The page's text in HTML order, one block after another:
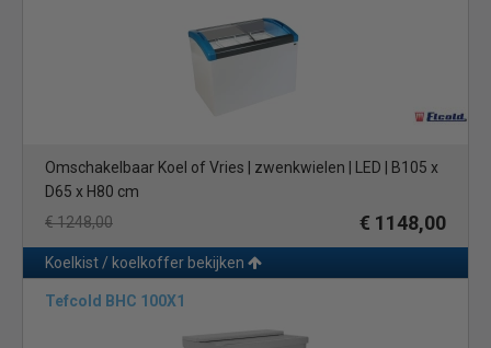
Omschakelbaar Koel of Vries | zwenkwielen | LED | B105 x
D65 x H80 cm
€ 1248,00
€ 1148,00
Koelkist / koelkoffer bekijken
Tefcold BHC 100X1